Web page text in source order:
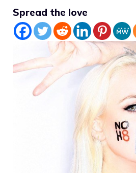
Spread the love